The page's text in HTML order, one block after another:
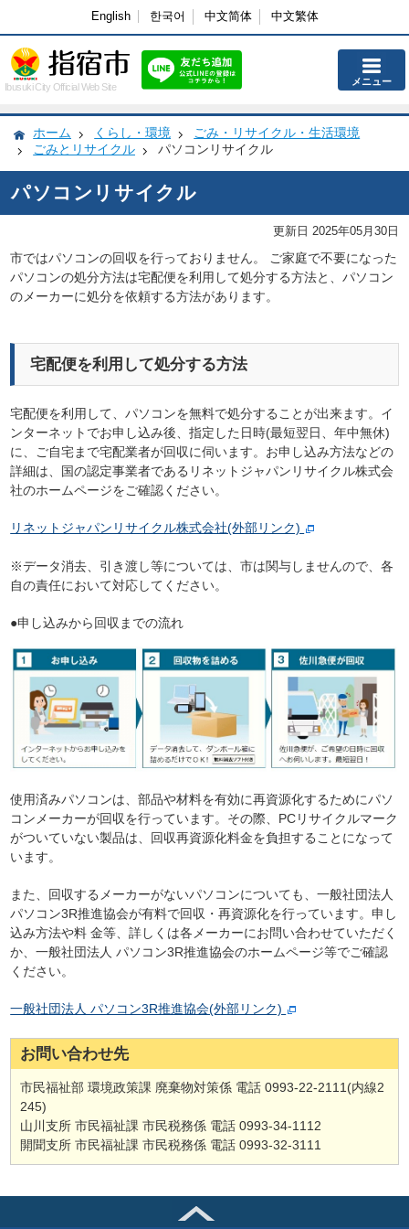
English 한국어 中文简体 中文繁体
Ibusuki City Official Web Site メニュー
ホーム くらし・環境
ごみ・リサイクル・生活環境
ごみとリサイクル
パソコンリサイクル
パソコンリサイクル
更新日 2025年05月30日
市ではパソコンの回収を行っておりません。 ご家庭で不要になった
パソコンの処分方法は宅配便を利用して処分する方法と、パソコン
のメーカーに処分を依頼する方法があります。
宅配便を利用して処分する方法
宅配便を利用して、パソコンを無料で処分することが出来ます。イ
ンターネットでお申し込み後、指定した日時(最短翌日、年中無休)
に、ご自宅まで宅配業者が回収に伺います。お申し込み方法などの
詳細は、国の認定事業者であるリネットジャパンリサイクル株式会
社のホームページをご確認ください。
リネットジャパンリサイクル株式会社(外部リンク)
※データ消去、引き渡し等については、市は関与しませんので、各
自の責任において対応してください。
●申し込みから回収までの流れ
使用済みパソコンは、部品や材料を有効に再資源化するためにパソ
コンメーカーが回収を行っています。その際、PCリサイクルマーク
がついていない製品は、回収再資源化料金を負担することになって
います。
また、回収するメーカーがないパソコンについても、一般社団法人
パソコン3R推進協会が有料で回収・再資源化を行っています。申し
込み方法や料 金等、詳しくは各メーカーにお問い合わせていただく
か、一般社団法人 パソコン3R推進協会のホームページ等でご確認
ください。
一般社団法人 パソコン3R推進協会(外部リンク)
お問い合わせ先
市民福祉部 環境政策課 廃棄物対策係 電話 0993-22-2111(内線2
245)
山川支所 市民福祉課 市民税務係 電話 0993-34-1112
開聞支所 市民福祉課 市民税務係 電話 0993-32-3111